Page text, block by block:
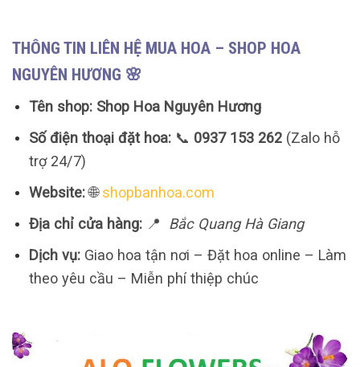
THÔNG TIN LIÊN HỆ MUA HOA – SHOP HOA
NGUYÊN HƯƠNG 🌸
Tên shop: Shop Hoa Nguyên Hương
Số điện thoại đặt hoa:📞 0937 153 262(Zalo hỗ
trợ 24/7)
Website:🌐shopbanhoa.com
Địa chỉ cửa hàng:📍
Bắc Quang Hà Giang
Dịch vụ:Giao hoa tận nơi – Đặt hoa online – Làm
theo yêu cầu – Miễn phí thiệp chúc